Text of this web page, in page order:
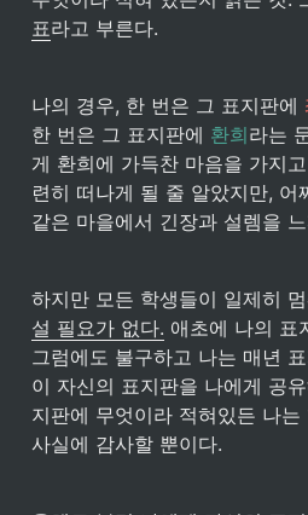
표라고 부른다.
나의 경우, 한 번은 그 표지판에
한 번은 그 표지판에 환희라는
게 환희에 가득찬 마음을 가지
련히 떠나게 될 줄 알았지만, 어
같은 마을에서 긴장과 설렘을
하지만 모든 학생들이 일제히
설 필요가 없다. 애초에 나의 표
그럼에도 불구하고 나는 매년
이 자신의 표지판을 나에게 공
지판에 무엇이라 적혀있든 나
사실에 감사할 뿐이다.